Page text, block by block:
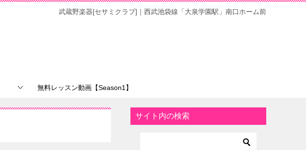
武蔵野楽器[セサミクラブ]｜西武池袋線「大泉学園駅」南口ホーム前
無料レッスン動画【Season1】
サイト内の検索